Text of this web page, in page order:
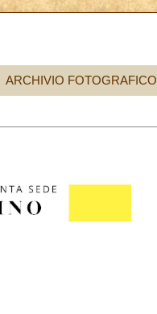
ARCHIVIO FOTOGRAFICO